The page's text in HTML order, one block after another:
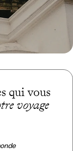
qui vous
voyage